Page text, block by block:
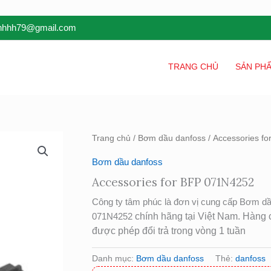
TRANG CHỦ SẢN
Trang chủ / Bơm dầu danfoss / Accessories
Bơm dầu danfoss
Accessories for BFP 071N4252
Công ty tâm phúc là đơn vị cung cấp Bơm
071N4252 chính hãng tại Việt Nam. Hàng
được phép đổi trả trong vòng 1 tuần
Danh mục: Bơm dầu danfoss Thẻ: danfoss